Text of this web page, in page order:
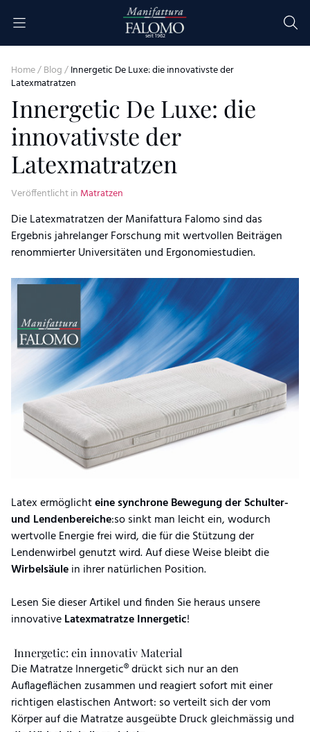
seit 1962
Home/Blog/Innergetic De Luxe: die innovativste der
Latexmatratzen
Innergetic De Luxe: die
innovativste der
Latexmatratzen
Veröffentlicht in Matratzen
Die Latexmatratzen der Manifattura Falomo sind das
Ergebnis jahrelanger Forschung mit wertvollen Beiträgen
renommierter Universitäten und Ergonomiestudien.
Latex ermöglichteine synchrone Bewegung der Schulter-
und Lendenbereiche:so sinkt man leicht ein, wodurch
wertvolle Energie frei wird, die für die Stützung der
Lendenwirbel genutzt wird. Auf diese Weise bleibt die
Wirbelsäulein ihrer natürlichen Position.
Lesen Sie dieser Artikel und finden Sie heraus unsere
innovativeLatexmatratzeInnergetic!
Innergetic: ein innovativ Material
Die Matratze Innergetic® drückt sich nur an den
Auflageflächen zusammen und reagiert sofort mit einer
richtigen elastischen Antwort: so verteilt sich der vom
Körper auf die Matratze ausgeübte Druck gleichmässig und